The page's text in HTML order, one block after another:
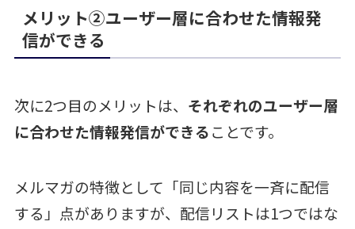
メリット②ユーザー層に合わせた情報発
信ができる
次に2つ目のメリットは、 それぞれのユーザー層
に合わせた情報発信ができることです。
メルマガの特徴として「同じ内容を一斉に配信
する」点がありますが、配信リストは1つではな